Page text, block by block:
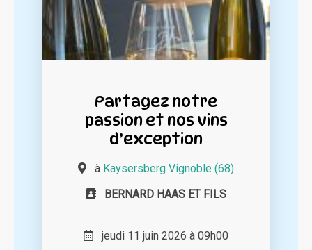
Partagez notre
passion et nos vins
d’exception
à Kaysersberg Vignoble (68)
BERNARD HAAS ET FILS
jeudi 11 juin 2026 à 09h00